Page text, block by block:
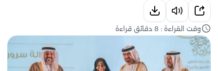
وقت القراءة : 8 دقائق قراءة